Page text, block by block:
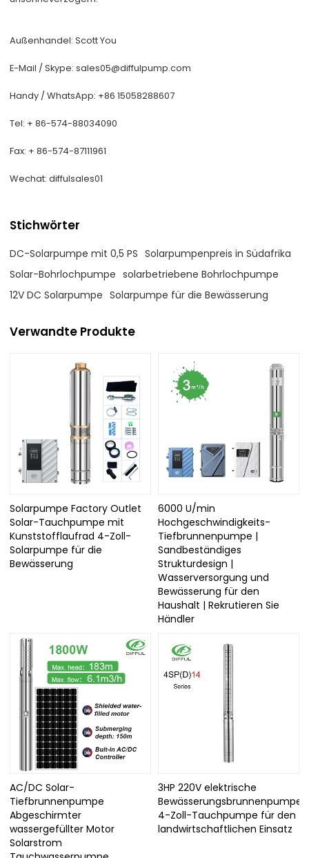
Außenhandel: Scott You
E-Mail / Skype: sales05@diffulpump.com
Handy / WhatsApp: +86 15058288607
Tel: + 86-574-88034090
Fax: + 86-574-87111961
Wechat: diffulsales01
Stichwörter
DC-Solarpumpe mit 0,5 PS Solarpumpenpreis in Südafrika
Solar-Bohrlochpumpe solarbetriebene Bohrlochpumpe
12V DC Solarpumpe Solarpumpe für die Bewässerung
Verwandte Produkte
Solarpumpe Factory Outlet
Solar-Tauchpumpe mit
Kunststofflaufrad 4-Zoll-
Solarpumpe für die
Bewässerung
6000 U/min
Hochgeschwindigkeits-
Tiefbrunnenpumpe |
Sandbeständiges
Strukturdesign |
Wasserversorgung und
Bewässerung für den
Haushalt | Rekrutieren Sie
Händler
AC/DC Solar-
Tiefbrunnenpumpe
Abgeschirmter
wassergefüllter Motor
Solarstrom
3HP 220V elektrische
Bewässerungsbrunnenpumpe
4-Zoll-Tauchpumpe für den
landwirtschaftlichen Einsatz